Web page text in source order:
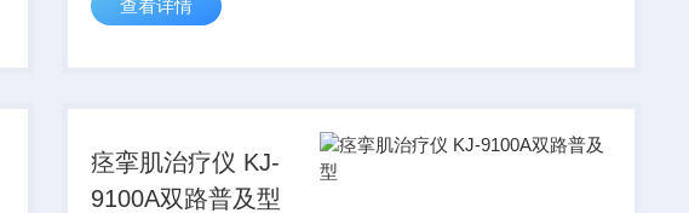
医疗器械注册证产品）三部
查看详情
痉挛肌治疗仪 KJ-
9100A双路普及型